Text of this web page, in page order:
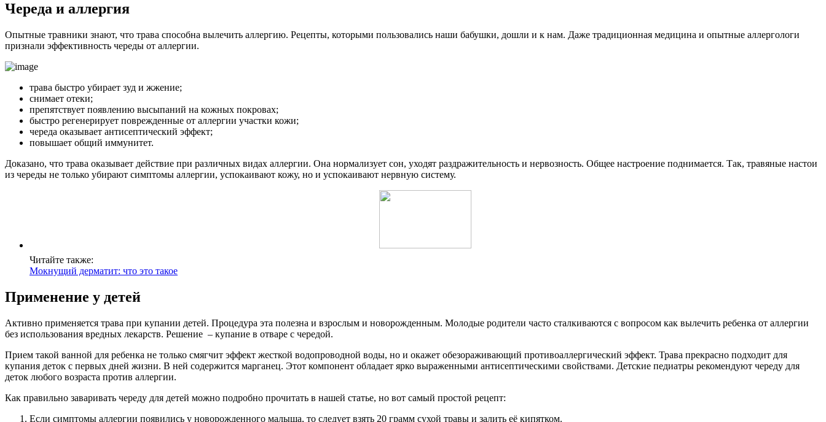
Череда и аллергия
Опытные травники знают, что трава способна вылечить аллергию. Рецепты, которыми пользовались наши бабушки, дошли и к нам. Даже традиционная медицина и опытные аллергологи
признали эффективность череды от аллергии.
трава быстро убирает зуд и жжение;
снимает отеки;
препятствует появлению высыпаний на кожных покровах;
быстро регенерирует поврежденные от аллергии участки кожи;
череда оказывает антисептический эффект;
повышает общий иммунитет.
Доказано, что трава оказывает действие при различных видах аллергии. Она нормализует сон, уходят раздражительность и нервозность. Общее настроение поднимается. Так, травяные настои
из череды не только убирают симптомы аллергии, успокаивают кожу, но и успокаивают нервную систему.
Читайте также:
Мокнущий дерматит: что это такое
Применение у детей
Активно применяется трава при купании детей. Процедура эта полезна и взрослым и новорожденным. Молодые родители часто сталкиваются с вопросом как вылечить ребенка от аллергии
без использования вредных лекарств. Решение – купание в отваре с чередой.
Прием такой ванной для ребенка не только смягчит эффект жесткой водопроводной воды, но и окажет обезораживающий противоаллергический эффект. Трава прекрасно подходит для
купания деток с первых дней жизни. В ней содержится марганец. Этот компонент обладает ярко выраженными антисептическими свойствами. Детские педиатры рекомендуют череду для
деток любого возраста против аллергии.
Как правильно заваривать череду для детей можно подробно прочитать в нашей статье, но вот самый простой рецепт:
Если симптомы аллергии появились у новорожденного малыша, то следует взять 20 грамм сухой травы и залить её кипятком.